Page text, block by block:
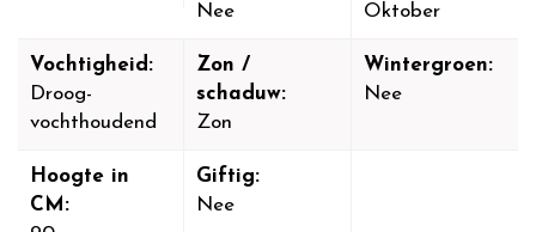
Nee
Oktober
Vochtigheid:
Droog-
vochthoudend
Zon /
schaduw:
Zon
Wintergroen:
Nee
Hoogte in
CM:
Giftig:
Nee